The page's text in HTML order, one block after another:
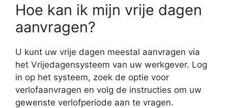
Hoe kan ik mijn vrije dagen
aanvragen?
U kunt uw vrije dagen meestal aanvragen via
het Vrijedagensysteem van uw werkgever. Log
in op het systeem, zoek de optie voor
verlofaanvragen en volg de instructies om uw
gewenste verlofperiode aan te vragen.